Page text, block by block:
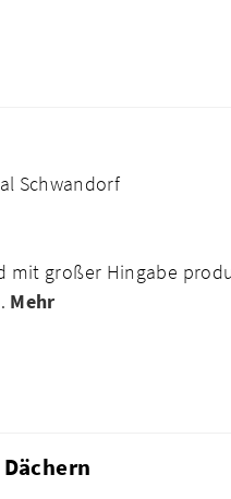
Schwandorf
mit großer Hingabe
Mehr